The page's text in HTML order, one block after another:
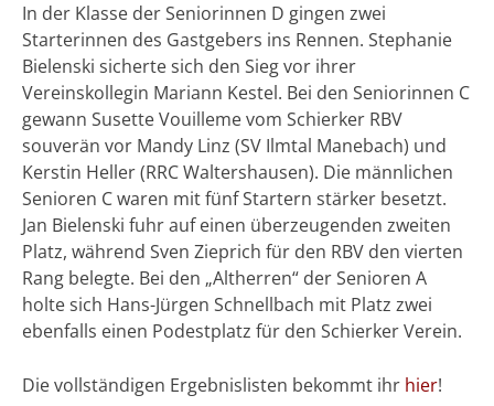
In der Klasse der Seniorinnen D gingen zwei
Starterinnen des Gastgebers ins Rennen. Stephanie
Bielenski sicherte sich den Sieg vor ihrer
Vereinskollegin Mariann Kestel. Bei den Seniorinnen C
gewann Susette Vouilleme vom Schierker RBV
souverän vor Mandy Linz (SV Ilmtal Manebach) und
Kerstin Heller (RRC Waltershausen). Die männlichen
Senioren C waren mit fünf Startern stärker besetzt.
Jan Bielenski fuhr auf einen überzeugenden zweiten
Platz, während Sven Zieprich für den RBV den vierten
Rang belegte. Bei den „Altherren“ der Senioren A
holte sich Hans-Jürgen Schnellbach mit Platz zwei
ebenfalls einen Podestplatz für den Schierker Verein.
Die vollständigen Ergebnislisten bekommt ihr hier!